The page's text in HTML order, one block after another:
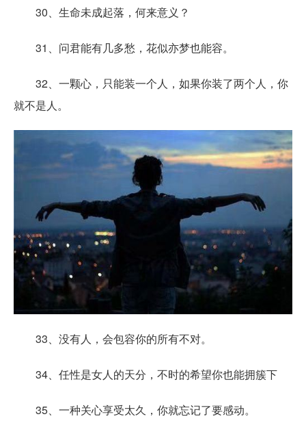
30、生命未成起落，何来意义？
31、问君能有几多愁，花似亦梦也能容。
32、一颗心，只能装一个人，如果你装了两个人，你
就不是人。
33、没有人，会包容你的所有不对。
34、任性是女人的天分，不时的希望你也能拥簇下
35、一种关心享受太久，你就忘记了要感动。